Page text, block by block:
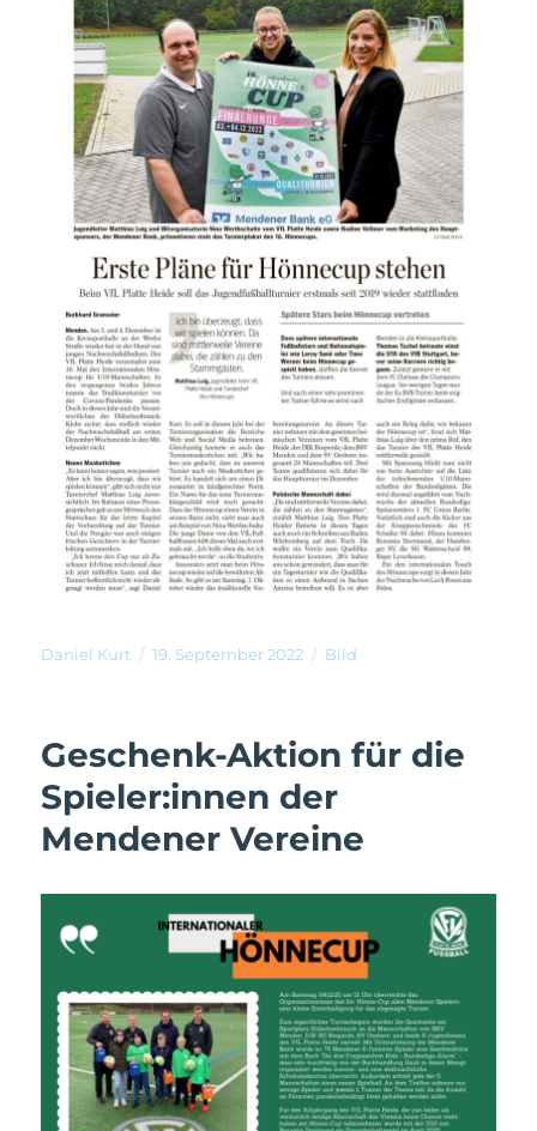
Daniel Kurt 19. September 2022 Bild
Geschenk-Aktion für die
Spieler:innen der
Mendener Vereine